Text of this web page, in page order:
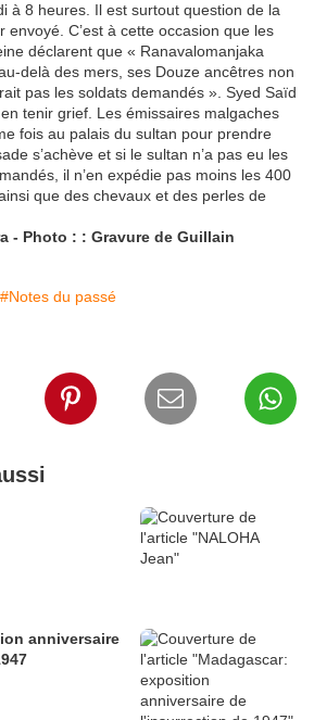
à 8 heures. Il est surtout question de la
envoyé. C’est à cette occasion que les
déclarent que « Ranavalomanjaka
delà des mers, ses Douze ancêtres non
pas les soldats demandés ». Syed Saïd
tenir grief. Les émissaires malgaches
fois au palais du sultan pour prendre
s’achève et si le sultan n’a pas eu les
il n’en expédie pas moins les 400
que des chevaux et des perles de
- Photo : : Gravure de Guillain
#Notes du passé
anniversaire